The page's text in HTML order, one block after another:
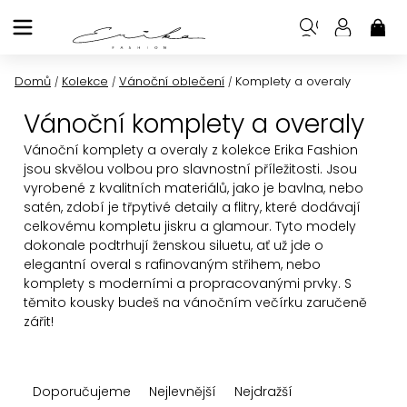
na
Domů / Kolekce / Vánoční oblečení / Komplety a overaly
Vánoční komplety a overaly
Vánoční komplety a overaly z kolekce Erika Fashion
jsou skvělou volbou pro slavnostní příležitosti. Jsou
vyrobené z kvalitních materiálů, jako je bavlna, nebo
satén, zdobí je třpytivé detaily a flitry, které dodávají
celkovému kompletu jiskru a glamour. Tyto modely
dokonale podtrhují ženskou siluetu, ať už jde o
elegantní overal s rafinovaným střihem, nebo
komplety s moderními a propracovanými prvky. S
těmito kousky budeš na vánočním večírku zaručeně
zářit!
Doporučujeme Nejlevnější
Nejdražší